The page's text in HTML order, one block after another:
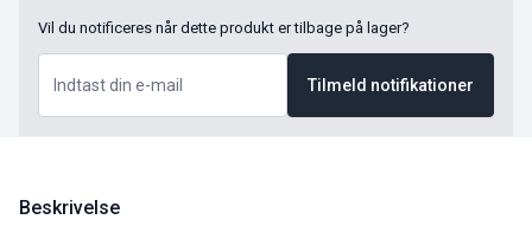
Vil du notificeres når dette produkt er tilbage på lager?
Tilmeld notifikationer
Beskrivelse